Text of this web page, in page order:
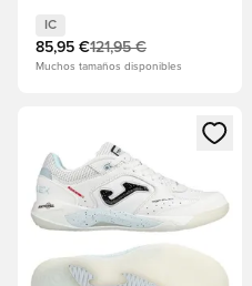
IC
85,95 €121,95 €
Muchos tamaños disponibles
Abre un modal para iniciar